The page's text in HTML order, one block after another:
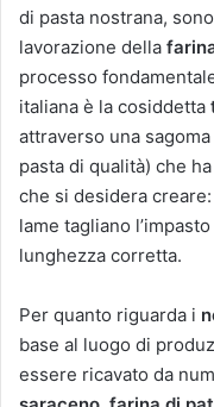
di pasta nostrana,
lavorazione della
processo
italiana è la cosiddetta
attraverso una
pasta di qualità) che
che si desidera
lame tagliano
lunghezza corretta.
Per quanto riguarda i
base al luogo di
essere ricavato da